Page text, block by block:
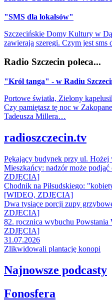
"SMS dla lokalsów"
Szczecińskie Domy Kultury w
zawierają szeregi. Czym jest sms
Radio Szczecin poleca...
"Król tanga" - w Radiu
Portowe światła, Zielony
Czy pamiętasz tę noc w
Tadeusza Millera…
radioszczecin.tv
Pękający budynek przy ul. Hożej
Mieszkańcy: nadzór może
ZDJĘCIA]
Chodnik na Piłsudskiego:
[WIDEO, ZDJĘCIA]
Dwa tysiące porcji zupy
ZDJECIA]
82. rocznica wybuchu
ZDJĘCIA]
31.07.2026
Zlikwidowali plantację konopi
Najnowsze podcasty
Fonosfera